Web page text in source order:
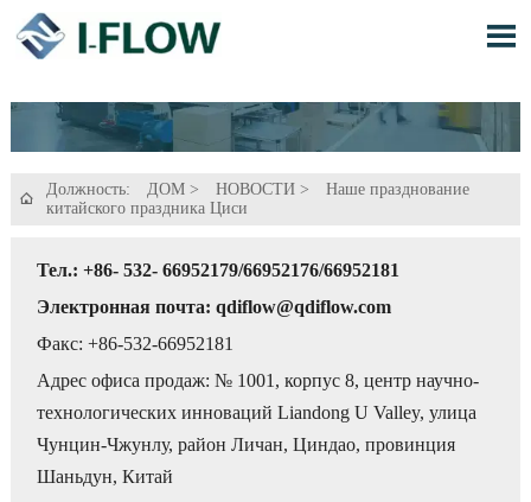


Должность: ДОМ> НОВОСТИ>
Наше празднование
китайского праздника Циси
Тел.: +86- 532- 66952179/66952176/66952181
Электронная почта: qdiflow@qdiflow.com
Факс: +86-532-66952181
Адрес офиса продаж: № 1001, корпус 8, центр научно-
технологических инноваций Liandong U Valley, улица
Чунцин-Чжунлу, район Личан, Циндао, провинция
Шаньдун, Китай